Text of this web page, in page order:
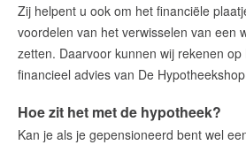
Zij helpent u ook om het financiële
voordelen van het verwisselen van een
zetten. Daarvoor kunnen wij rekenen
financieel advies van De
Hoe zit het met de hypotheek?
Kan je als je gepensioneerd bent wel